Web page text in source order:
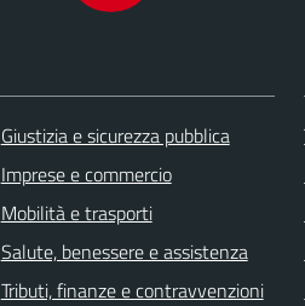
Giustizia e sicurezza pubblica
Imprese e commercio
Mobilità e trasporti
Salute, benessere e assistenza
Tributi, finanze e contravvenzioni